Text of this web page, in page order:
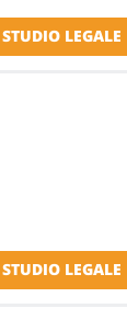
LEGALE
LEGALE